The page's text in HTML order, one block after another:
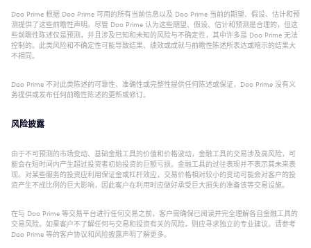
Doo Prime 根据 Doo Prime 可用的所有当前信息以及 Doo Prime 当前的期望、假设、估计和预
测提供了这些前瞻性声明。尽管 Doo Prime 认为这些期望、假设、估计和预测是合理的，但这
些前瞻性陈述仅是预测，并且涉及已知和未知的风险与不确定性，其中许多是 Doo Prime 无法
控制的。此类风险和不确定性可能导致结果、绩效或成就与前瞻性陈述所表达或暗示的结果大
不相同。
Doo Prime 不对此类陈述的可靠性、准确性或完整性提供任何陈述或保证，Doo Prime 没有义
务提供或发布任何前瞻性陈述的更新或修订。
风险披露
由于不可预测的市场变动、基础金融工具的价值和价格波动，金融工具的交易涉及高风险，可
能会在短时间内产生超过投资者初始投资的巨额亏损。金融工具的过往表现并不表示其未来表
现。对某些服务的投资应利用保证金或杠杆效应，交易价格相对较小的变动可能会对客户的投
资产生不成比例的巨大影响，因此客户在利用时应做好承受巨大损失的准备该等交易设施。
在与 Doo Prime 等交易平台进行任何交易之前，客户需确保已阅读并完全理解各自金融工具的
交易风险。如果客户不了解任何与交易和投资有关的风险，则应寻求独立的专业建议。请参考
Doo Prime 等的客户协议和风险披露声明了解更多。